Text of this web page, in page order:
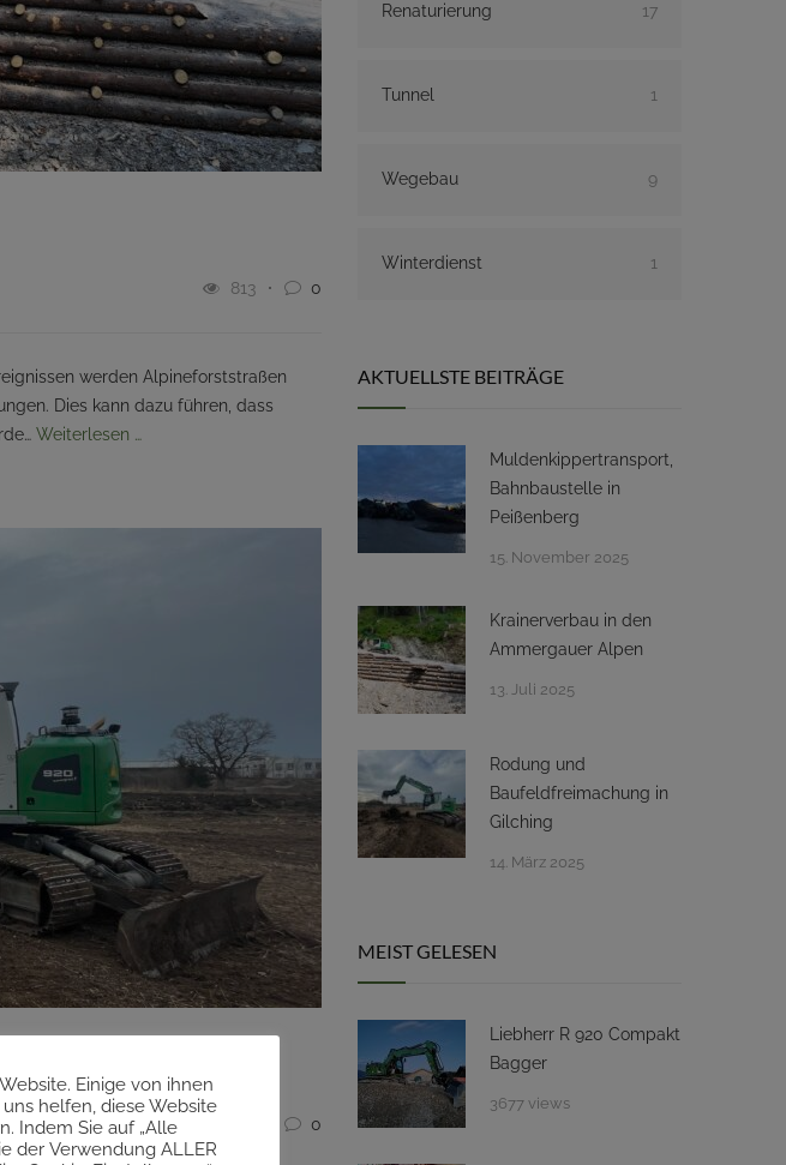
813 0
werden Alpineforststraßen
Dies kann dazu führen, dass
Weiterlesen …
0
Renaturierung 17
Tunnel 1
Wegebau 9
Winterdienst 1
AKTUELLSTE BEITRÄGE
Muldenkippertransport,
Bahnbaustelle in
Peißenberg
15. November 2025
Krainerverbau in den
Ammergauer Alpen
13. Juli 2025
Rodung und
Baufeldfreimachung in
Gilching
14. März 2025
MEIST GELESEN
Liebherr R 920 Compakt
Bagger
3677 views
Einige von ihnen
helfen, diese Website
Indem Sie auf „Alle
der Verwendung ALLER